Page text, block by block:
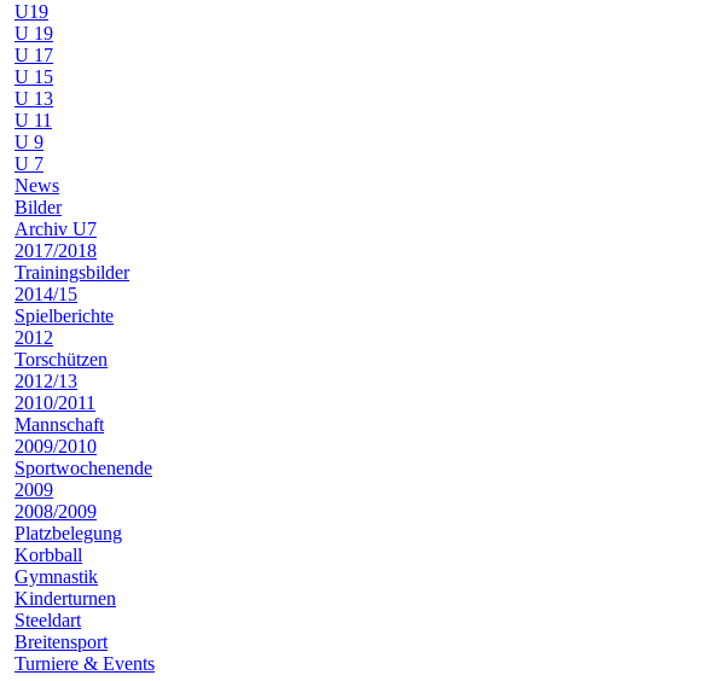
U19
U 19
U 17
U 15
U 13
U 11
U 9
U 7
News
Bilder
Archiv U7
2017/2018
Trainingsbilder
2014/15
Spielberichte
2012
Torschützen
2012/13
2010/2011
Mannschaft
2009/2010
Sportwochenende
2009
2008/2009
Platzbelegung
Korbball
Gymnastik
Kinderturnen
Steeldart
Breitensport
Turniere & Events